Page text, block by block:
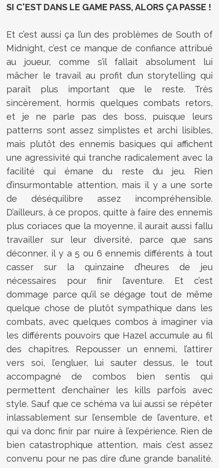
SI C'EST DANS LE GAME PASS, ALORS ÇA PASSE !
Et c’est aussi ça l’un des problèmes de South of
Midnight, c’est ce manque de confiance attribué
au joueur, comme s’il fallait absolument lui
mâcher le travail au profit d’un storytelling qui
paraît plus important que le reste. Très
sincèrement, hormis quelques combats retors,
et je ne parle pas des boss, puisque leurs
patterns sont assez simplistes et archi lisibles,
mais plutôt des ennemis basiques qui affichent
une agressivité qui tranche radicalement avec la
facilité qui émane du reste du jeu. Rien
d’insurmontable attention, mais il y a une sorte
de déséquilibre assez incompréhensible.
D’ailleurs, à ce propos, quitte à faire des ennemis
plus coriaces que la moyenne, il aurait aussi fallu
travailler sur leur diversité, parce que sans
déconner, il y a 5 ou 6 ennemis différents à tout
casser sur la quinzaine d’heures de jeu
nécessaires pour finir l’aventure. Et c’est
dommage parce qu’il se dégage tout de même
quelque chose de plutôt sympathique dans les
combats, avec quelques combos à imaginer via
les différents pouvoirs que Hazel accumule au fil
des chapitres. Repousser un ennemi, l’attirer
vers soi, l’engluer, lui sauter dessus, le tout
accompagné de combos bien sentis qui
permettent d’enchaîner les kills parfois avec
style. Sauf que ce schéma va lui aussi se répéter
inlassablement sur l’ensemble de l’aventure, et
qui va donc finir par nuire à l’expérience. Rien de
bien catastrophique attention, mais c’est assez
convenu pour ne pas dire d’une grande banalité.